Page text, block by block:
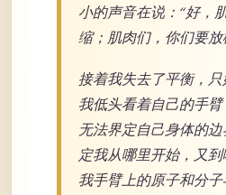
小的声音在说：“好，
缩；肌肉们，你们要放
接着我失去了平衡，只
我低头看着自己的手
无法界定自己身体的
定我从哪里开始，又
我手臂上的原子和分